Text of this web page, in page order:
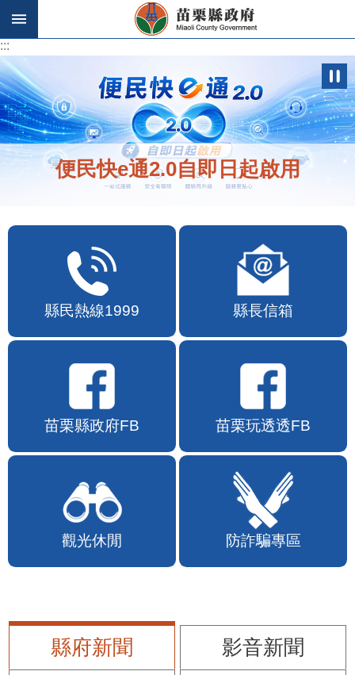
跳到主要內容區塊
:::
:::
便民快e通2.0自即日起啟用
縣民熱線1999 縣長信箱
苗栗縣政府FB 苗栗玩透透FB
觀光休閒 防詐騙專區
縣府新聞
影音新聞